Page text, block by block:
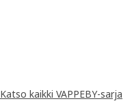
Katso kaikki VAPPEBY-sarja